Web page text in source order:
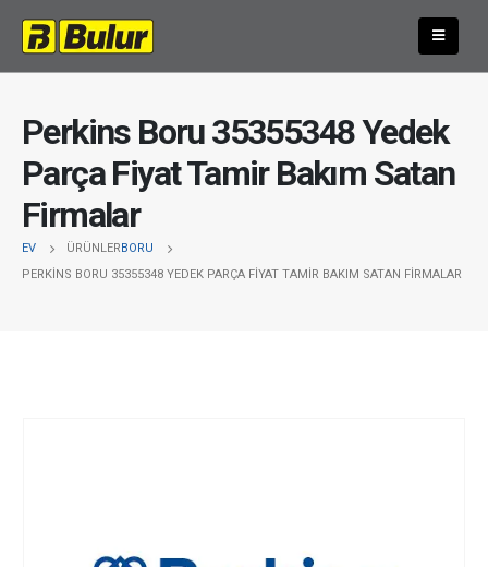
Perkins Boru 35355348 Yedek
Parça Fiyat Tamir Bakım Satan
Firmalar
EV ÜRÜNLERBORU
PERKINS BORU 35355348 YEDEK PARÇA FIYAT TAMIR BAKIM SATAN FIRMALAR